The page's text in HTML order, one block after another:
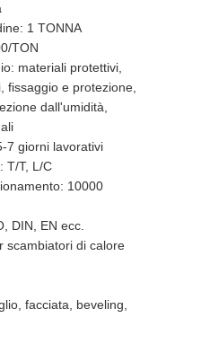
1 TONNA
TON
materiali protettivi,
fissaggio e protezione,
dall'umidità,
7 giorni lavorativi
T/T, L/C
10000
DIN, EN ecc.
scambiatori di calore
facciata, beveling,